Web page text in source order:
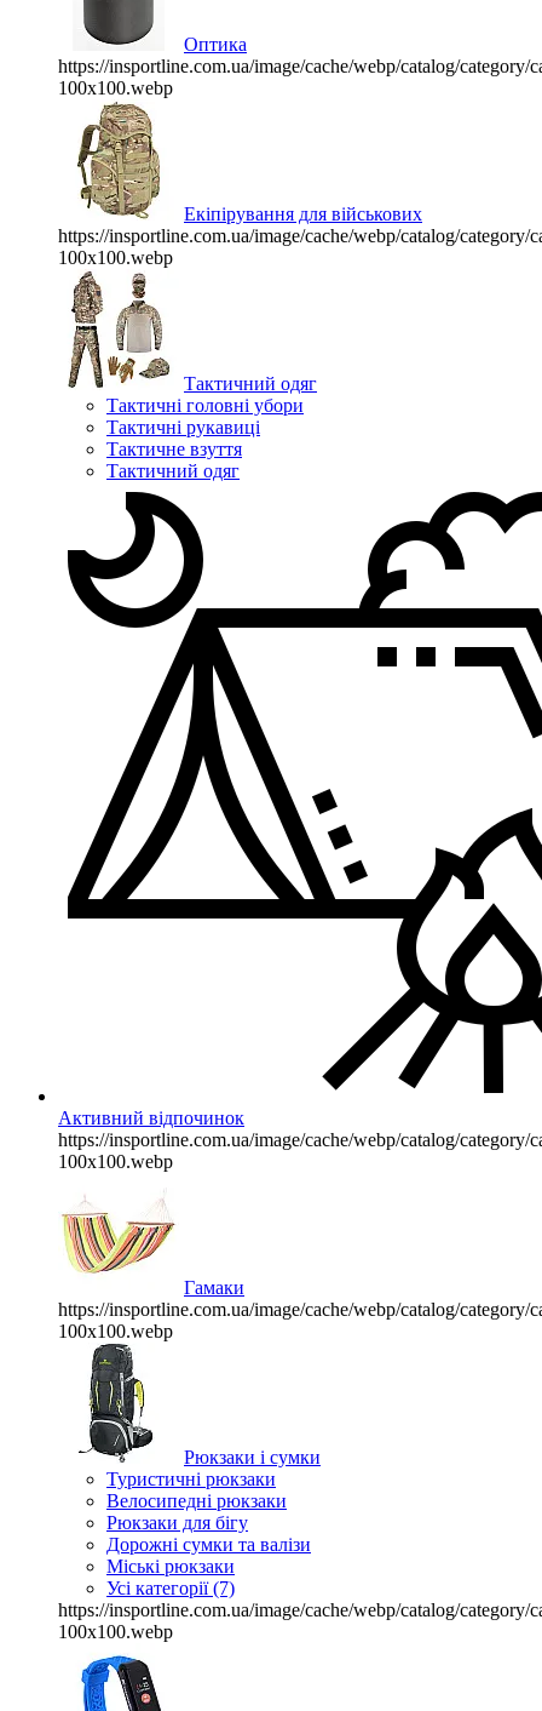
Оптика
https://insportline.com.ua/image/cache/webp/catalog/category/
100x100.webp
Екіпірування для військових
https://insportline.com.ua/image/cache/webp/catalog/category/
100x100.webp
Тактичний одяг
Тактичні головні убори
Тактичні рукавиці
Тактичне взуття
Тактичний одяг
Активний відпочинок
https://insportline.com.ua/image/cache/webp/catalog/category/
100x100.webp
Гамаки
https://insportline.com.ua/image/cache/webp/catalog/category/
100x100.webp
Рюкзаки і сумки
Туристичні рюкзаки
Велосипедні рюкзаки
Рюкзаки для бігу
Дорожні сумки та валізи
Міські рюкзаки
Усі категорії (7)
https://insportline.com.ua/image/cache/webp/catalog/category/
100x100.webp